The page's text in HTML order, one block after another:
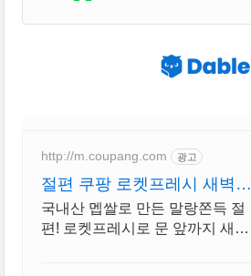
http://m.coupang.com 광고
절편 쿠팡 로켓프레시 새벽배
송
국내산 멥쌀로 만든 말랑쫀득 절
편! 로켓프레시로 문 앞까지 새벽